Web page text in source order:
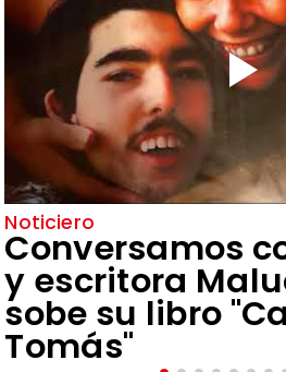
Noticiero
Conversamos
y escritora
sobe su libro
Tomás"